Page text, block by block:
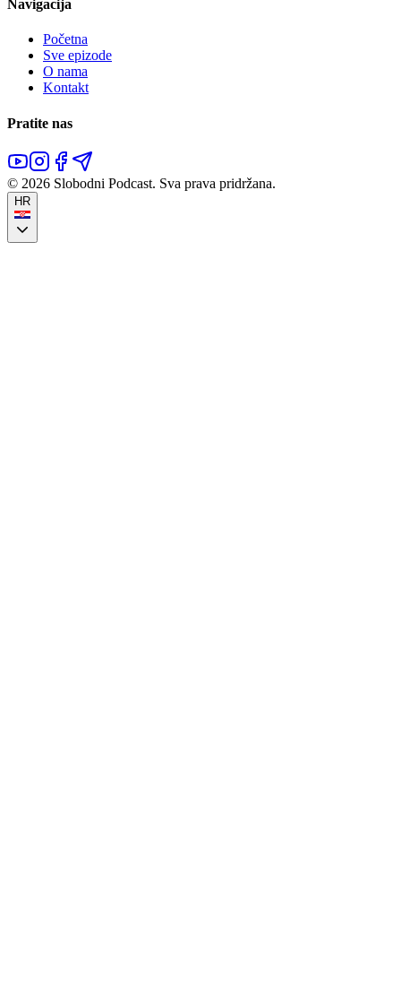
Navigacija
Početna
Sve epizode
O nama
Kontakt
Pratite nas
© 2026 Slobodni Podcast. Sva prava pridržana.
HR